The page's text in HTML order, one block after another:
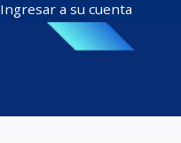
Ingresar a su cuenta